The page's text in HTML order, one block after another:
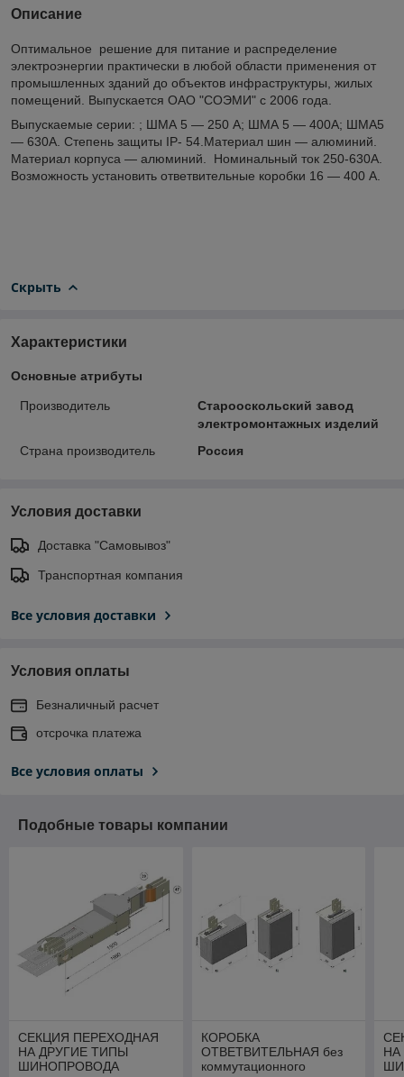
Описание
Оптимальное решение для питание и распределение
электроэнергии практически в любой области применения от
промышленных зданий до объектов инфраструктуры, жилых
помещений. Выпускается ОАО "СОЭМИ" с 2006 года.
Выпускаемые серии: ; ШМА 5 ― 250 А; ШМА 5 ― 400А; ШМА5
― 630А. Степень защиты IP- 54.Материал шин ― алюминий.
Материал корпуса ― алюминий. Номинальный ток 250-630А.
Возможность установить ответвительные коробки 16 ― 400 А.
Скрыть
Характеристики
Основные атрибуты
Производитель
Старооскольский завод
электромонтажных изделий
Страна производитель
Россия
Условия доставки
Доставка "Самовывоз"
Транспортная компания
Все условия доставки
Условия оплаты
Безналичный расчет
отсрочка платежа
Все условия оплаты
Подобные товары компании
СЕКЦИЯ ПЕРЕХОДНАЯ
НА ДРУГИЕ ТИПЫ
ШИНОПРОВОДА
КОРОБКА
ОТВЕТВИТЕЛЬНАЯ без
коммутационного
НА